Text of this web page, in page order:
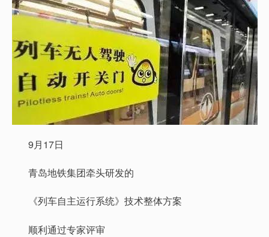
9月17日
青岛地铁集团牵头研发的
《列车自主运行系统》技术整体方案
顺利通过专家评审